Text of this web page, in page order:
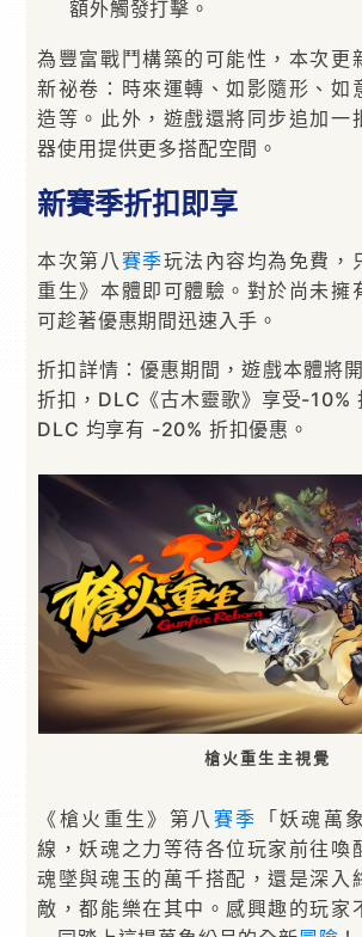
額外觸發打擊。
為豐富戰鬥構築的可能性，本次更
新祕卷：時來運轉、如影隨形、如
造等。此外，遊戲還將同步追加一
器使用提供更多搭配空間。
新賽季折扣即享
本次第八賽季玩法內容均為免費，
重生》本體即可體驗。對於尚未擁
可趁著優惠期間迅速入手。
折扣詳情：優惠期間，遊戲本體將
折扣，DLC《古木靈歌》享受-10%
DLC 均享有 -20% 折扣優惠。
槍火重生主視覺
《槍火重生》第八 賽季
「妖魂萬
線，妖魂之力等待各位玩家前往喚
魂墜與魂玉的萬千搭配，還是深入
敵，都能樂在其中。感興趣的玩家